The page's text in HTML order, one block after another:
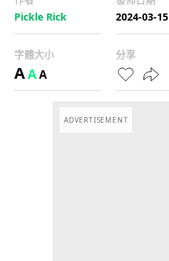
Pickle Rick
2024-03-15
字體大小
AAA
分享
ADVERTISEMENT